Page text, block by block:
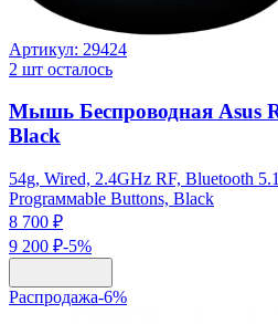
Артикул: 29424
2 шт осталось
Мышь Беспроводная Asus
Black
54g, Wired, 2.4GHz RF, Bluetooth
Prograммable Buttons, Black
8 700 ₽
9 200 ₽-5%
Распродажа-6%